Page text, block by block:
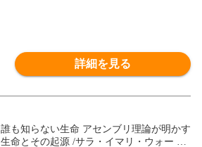
詳細を見る
誰も知らない生命 アセンブリ理論が明かす
生命とその起源 /サラ・イマリ・ウォー 水